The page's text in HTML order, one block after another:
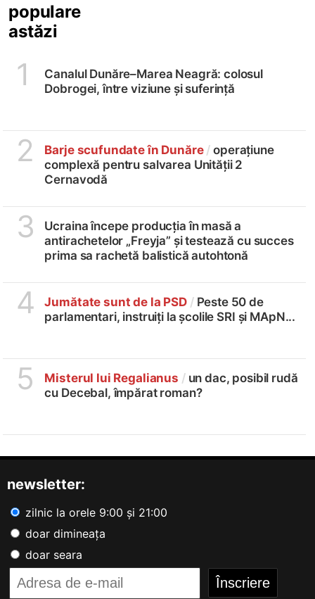
populare
astăzi
1
Canalul Dunăre–Marea Neagră: colosul
Dobrogei, între viziune și suferință
2 Barje scufundate în Dunăre / operațiune
complexă pentru salvarea Unității 2
Cernavodă
3
Ucraina începe producția în masă a
antirachetelor „Freyja” și testează cu succes
prima sa rachetă balistică autohtonă
4 Jumătate sunt de la PSD / Peste 50 de
parlamentari, instruiți la școlile SRI și MApN...
5 Misterul lui Regalianus /un dac, posibil rudă
cu Decebal, împărat roman?
newsletter:
zilnic la orele 9:00 și 21:00
doar dimineața
doar seara